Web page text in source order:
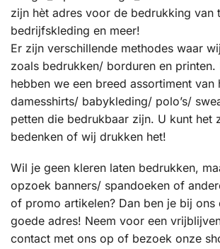
zijn hèt adres voor de bedrukking van
bedrijfskleding en meer!
Er zijn verschillende methodes waar
zoals bedrukken/ borduren en printen.
hebben we een breed assortiment van
damesshirts/ babykleding/ polo’s/
petten die bedrukbaar zijn. U kunt het
bedenken of wij drukken het!
Wil je geen kleren laten bedrukken,
opzoek banners/ spandoeken of
of promo artikelen? Dan ben je bij ons
goede adres! Neem voor een
contact met ons op of bezoek onze